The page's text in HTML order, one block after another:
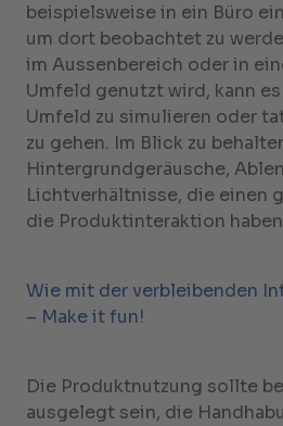
beispielsweise in ein Büro
um dort beobachtet zu
im Aussenbereich oder in
Umfeld genutzt wird, kann
Umfeld zu simulieren oder
zu gehen. Im Blick zu
Hintergrundgeräusche,
Lichtverhältnisse, die einen
die Produktinteraktion
Wie mit der verbleibenden
– Make it fun!
Die Produktnutzung sollte
ausgelegt sein, die